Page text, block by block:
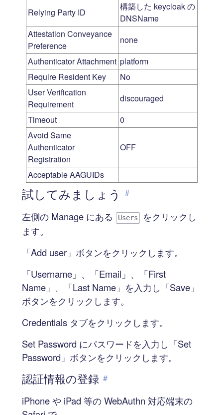
Relying Party ID
構築した keycloak の
DNSName
Attestation Conveyance
Preference
none
Authenticator Attachment platform
Require Resident Key
No
User Verification
Requirement
discouraged
Timeout
0
Avoid Same
Authenticator
Registration
OFF
Acceptable AAGUIDs
試してみましょう #
左側の Manage にある Users
をクリックし
ます。
「Add user」ボタンをクリックします。
「Username」、「Email」、「First
Name」、「Last Name」を入力し「Save」
ボタンをクリックします。
Credentials タブをクリックします。
Set Password にパスワードを入力し「Set
Password」ボタンをクリックします。
認証情報の登録 #
iPhone や iPad 等の WebAuthn 対応端末の